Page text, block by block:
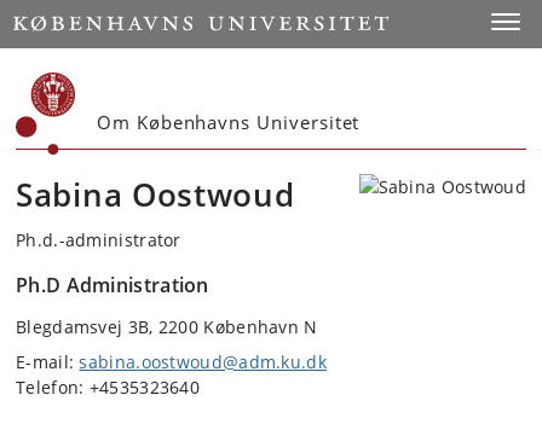
Start
Om Københavns Universitet
Sabina Oostwoud
Ph.d.-administrator
Ph.D Administration
Blegdamsvej 3B, 2200 København N
E-mail:sabina.oostwoud@adm.ku.dk
Telefon: +4535323640